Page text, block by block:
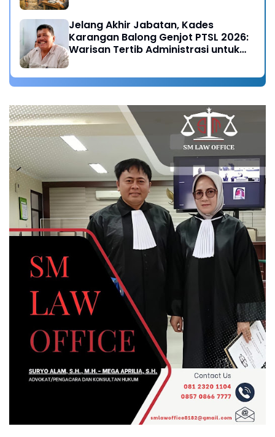
Jelang Akhir Jabatan, Kades
Karangan Balong Genjot PTSL 2026:
Warisan Tertib Administrasi untuk